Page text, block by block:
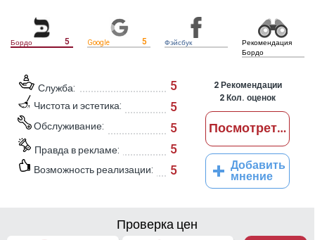
Бордо 5 Google 5 Фэйсбук
Рекомендация
Бордо
Служба: 5
Чистота и эстетика: 5
Обслуживание: 5
Правда в рекламе: 5
Возможность реализации: 5
2Рекомендации
2Кол. оценок
Посмотреть
Добавить
мнение
Проверка цен